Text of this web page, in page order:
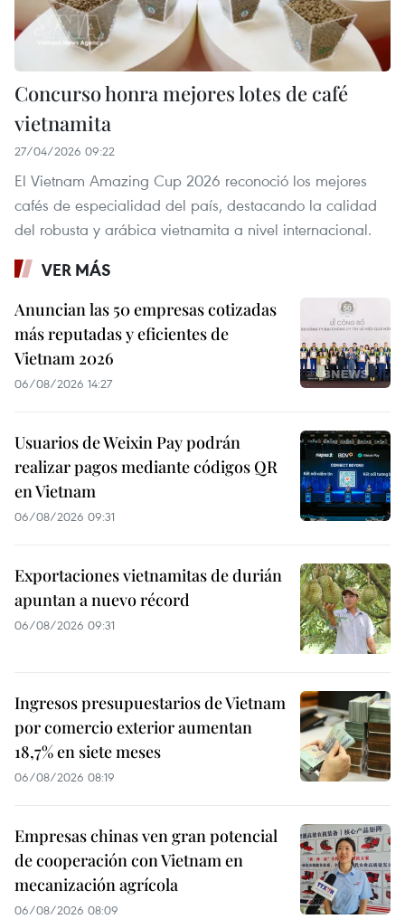
Concurso honra mejores lotes de café
vietnamita
27/04/2026 09:22
El Vietnam Amazing Cup 2026 reconoció los mejores
cafés de especialidad del país, destacando la calidad
del robusta y arábica vietnamita a nivel internacional.
VER MÁS
Anuncian las 50 empresas cotizadas
más reputadas y eficientes de
Vietnam 2026
06/08/2026 14:27
Usuarios de Weixin Pay podrán
realizar pagos mediante códigos QR
en Vietnam
06/08/2026 09:31
Exportaciones vietnamitas de durián
apuntan a nuevo récord
06/08/2026 09:31
Ingresos presupuestarios de Vietnam
por comercio exterior aumentan
18,7% en siete meses
06/08/2026 08:19
Empresas chinas ven gran potencial
de cooperación con Vietnam en
mecanización agrícola
06/08/2026 08:09